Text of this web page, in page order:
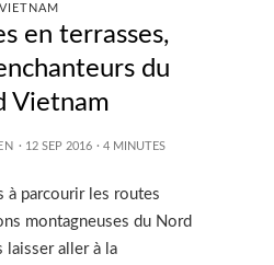
VIETNAM
en terrasses,
du
Vietnam
· 12 SEP 2016 · 4 MINUTES
à parcourir les routes
montagneuses du Nord
laisser aller à la